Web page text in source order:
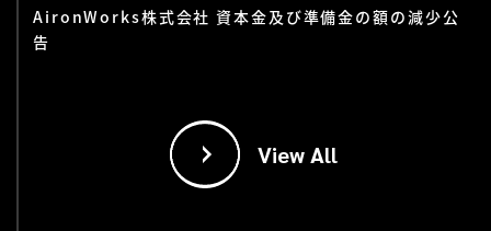
AironWorks株式会社 資本金及び準備金の額の減少公
告
View All